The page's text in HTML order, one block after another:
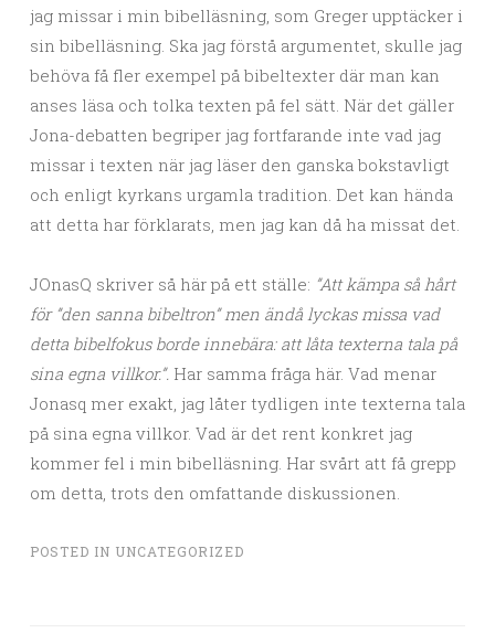
jag missar i min bibelläsning, som Greger upptäcker i
sin bibelläsning. Ska jag förstå argumentet, skulle jag
behöva få fler exempel på bibeltexter där man kan
anses läsa och tolka texten på fel sätt. När det gäller
Jona-debatten begriper jag fortfarande inte vad jag
missar i texten när jag läser den ganska bokstavligt
och enligt kyrkans urgamla tradition. Det kan hända
att detta har förklarats, men jag kan då ha missat det.
JOnasQ skriver så här på ett ställe: ”Att kämpa så hårt
för ”den sanna bibeltron” men ändå lyckas missa vad
detta bibelfokus borde innebära: att låta texterna tala på
sina egna villkor.”. Har samma fråga här. Vad menar
Jonasq mer exakt, jag låter tydligen inte texterna tala
på sina egna villkor. Vad är det rent konkret jag
kommer fel i min bibelläsning. Har svårt att få grepp
om detta, trots den omfattande diskussionen.
POSTED IN UNCATEGORIZED